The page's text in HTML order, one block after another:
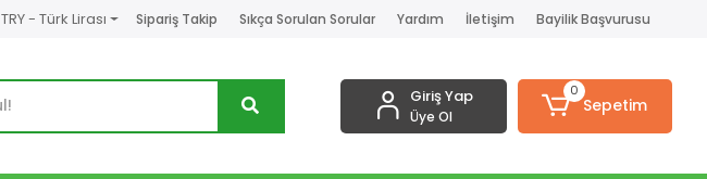
TRY - Türk Lirası Sipariş Takip Sıkça Sorulan Sorular Yardım İletişim Bayilik Başvurusu
Giriş Yap
Üye Ol
0
Sepetim